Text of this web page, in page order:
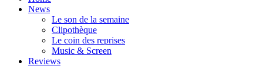
News
Le son de la semaine
Clipothèque
Le coin des reprises
Music & Screen
Reviews